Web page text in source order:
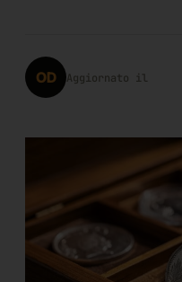
OD Aggiornato il